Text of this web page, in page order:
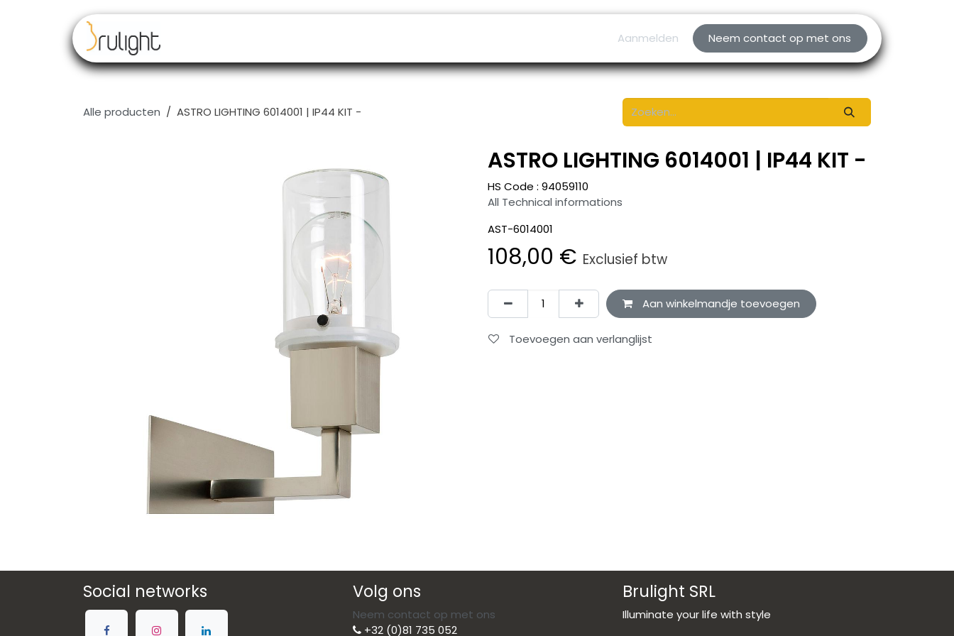
Aanmelden Neem contact op met ons
Alle producten ASTRO LIGHTING 6014001 | IP44 KIT -
ASTRO LIGHTING 6014001 | IP44 KIT -
HS Code : 94059110
All Technical informations
AST-6014001
108,00 € Exclusief btw
Aan winkelmandje toevoegen
Toevoegen aan verlanglijst
Social networks Volg ons
Neem contact op met ons
+32 (0)81 735 052
Brulight SRL
Illuminate your life with style